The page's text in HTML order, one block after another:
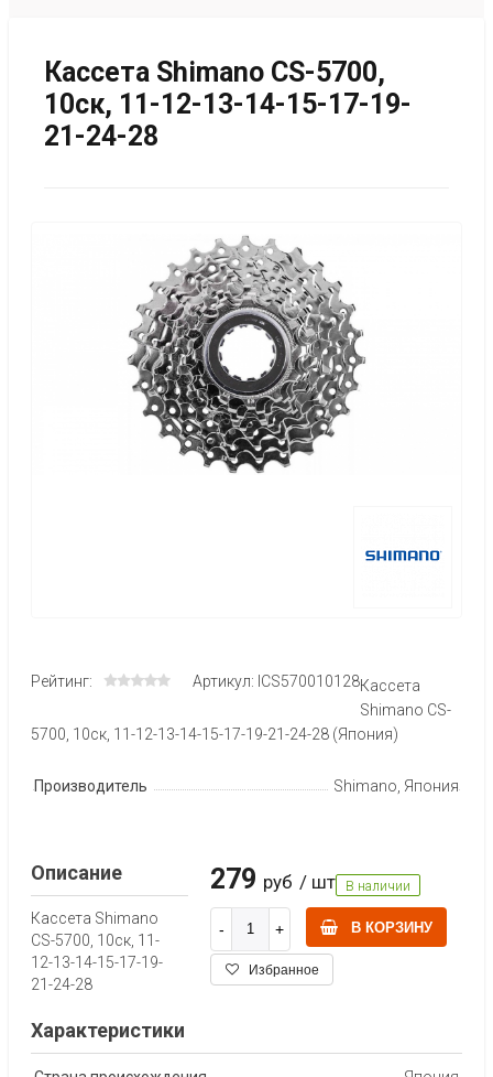
Кассета Shimano CS-5700,
10ск, 11-12-13-14-15-17-19-
21-24-28
Рейтинг: Артикул: ICS570010128Кассета
Shimano CS-
5700, 10ск, 11-12-13-14-15-17-19-21-24-28 (Япония)
Производитель Shimano, Япония
279 руб / шт В наличии
В КОРЗИНУ
Избранное
Описание
Кассета Shimano
CS-5700, 10ск, 11-
12-13-14-15-17-19-
21-24-28
Характеристики